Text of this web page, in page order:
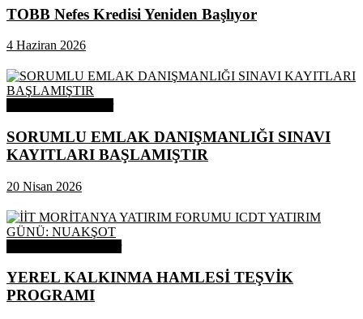
TOBB Nefes Kredisi Yeniden Başlıyor
4 Haziran 2026
SORUMLU EMLAK DANIŞMANLIĞI SINAVI
KAYITLARI BAŞLAMIŞTIR
20 Nisan 2026
YEREL KALKINMA HAMLESİ TEŞVİK
PROGRAMI